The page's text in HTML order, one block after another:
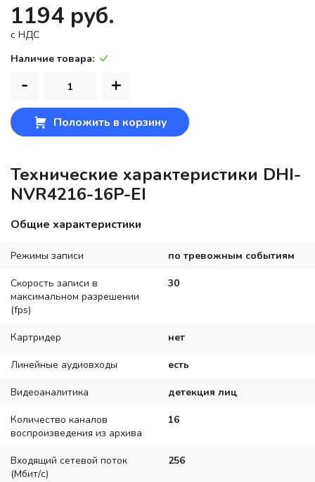
1194 руб.
c НДС
Наличие товара:
- +
Положить в корзину
Технические характеристики DHI-
NVR4216-16P-EI
Общие характеристики
Режимы записи по тревожным событиям
Скорость записи в
максимальном разрешении
(fps)
30
Картридер нет
Линейные аудиовходы есть
Видеоаналитика детекция лиц
Количество каналов
воспроизведения из архива
16
Входящий сетевой поток
(Мбит/с)
256